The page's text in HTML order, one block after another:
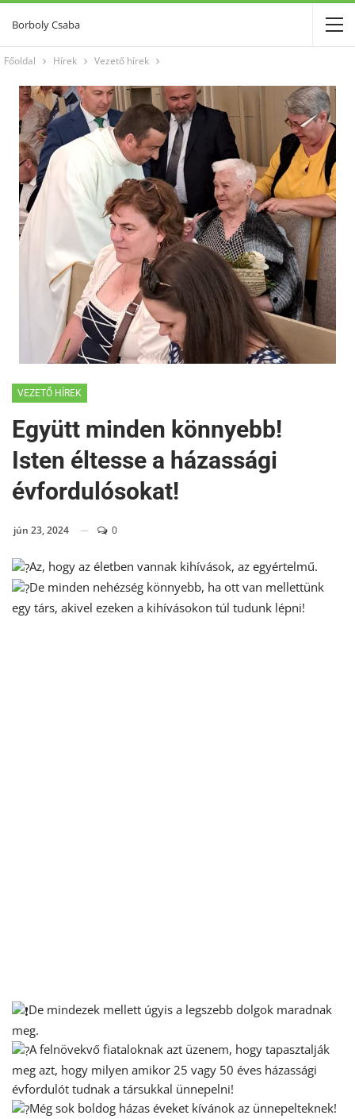
Borboly Csaba
Főoldal Hírek Vezető hírek
VEZETŐ HÍREK
Együtt minden könnyebb!
Isten éltesse a házassági
évfordulósokat!
jún 23, 2024 0
Az, hogy az életben vannak kihívások, az egyértelmű.
De minden nehézség könnyebb, ha ott van mellettünk
egy társ, akivel ezeken a kihívásokon túl tudunk lépni!
De mindezek mellett úgyis a legszebb dolgok maradnak
meg.
A felnövekvő fiataloknak azt üzenem, hogy tapasztalják
meg azt, hogy milyen amikor 25 vagy 50 éves házassági
évfordulót tudnak a társukkal ünnepelni!
Még sok boldog házas éveket kívánok az ünnepelteknek!